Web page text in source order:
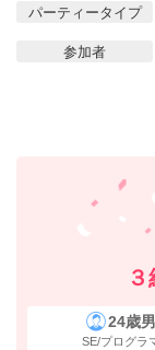
パーティータイプ
参加者
３
24歳
SE/プログラ